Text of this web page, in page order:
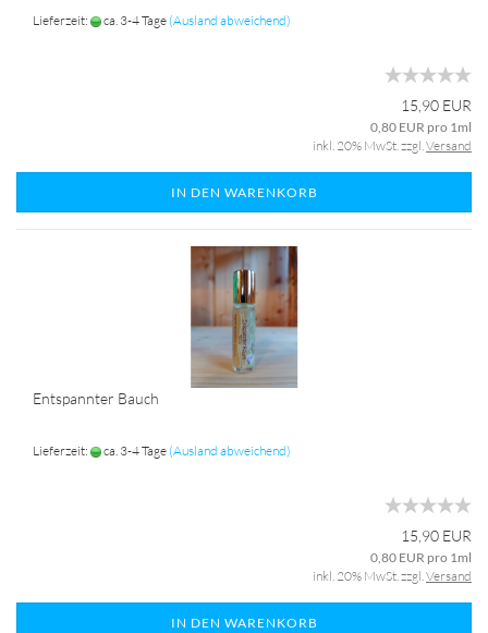
Lieferzeit: ca. 3-4 Tage (Ausland abweichend)
15,90 EUR
0,80 EUR pro 1ml
inkl. 20% MwSt. zzgl.Versand
IN DEN WARENKORB
Entspannter Bauch
Lieferzeit: ca. 3-4 Tage (Ausland abweichend)
15,90 EUR
0,80 EUR pro 1ml
inkl. 20% MwSt. zzgl.Versand
IN DEN WARENKORB